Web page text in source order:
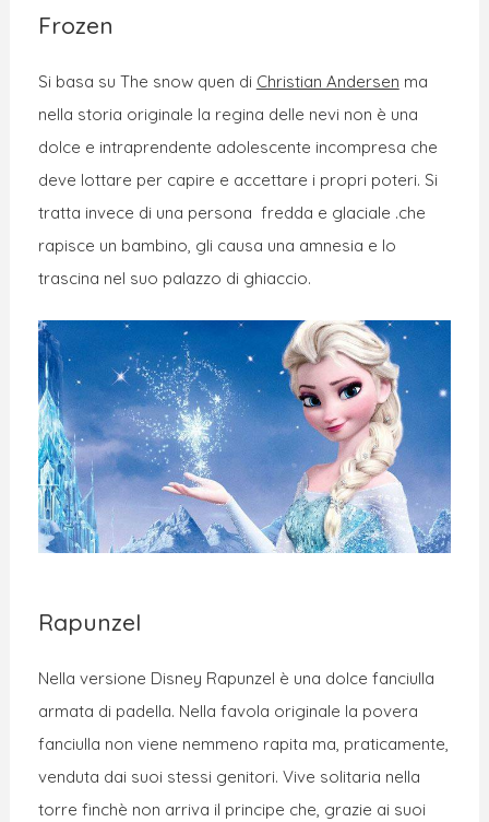
Frozen
Si basa su The snow quen di Christian Andersen ma
nella storia originale la regina delle nevi non è una
dolce e intraprendente adolescente incompresa che
deve lottare per capire e accettare i propri poteri. Si
tratta invece di una persona fredda e glaciale .che
rapisce un bambino, gli causa una amnesia e lo
trascina nel suo palazzo di ghiaccio.
Rapunzel
Nella versione Disney Rapunzel è una dolce fanciulla
armata di padella. Nella favola originale la povera
fanciulla non viene nemmeno rapita ma, praticamente,
venduta dai suoi stessi genitori. Vive solitaria nella
torre finchè non arriva il principe che, grazie ai suoi